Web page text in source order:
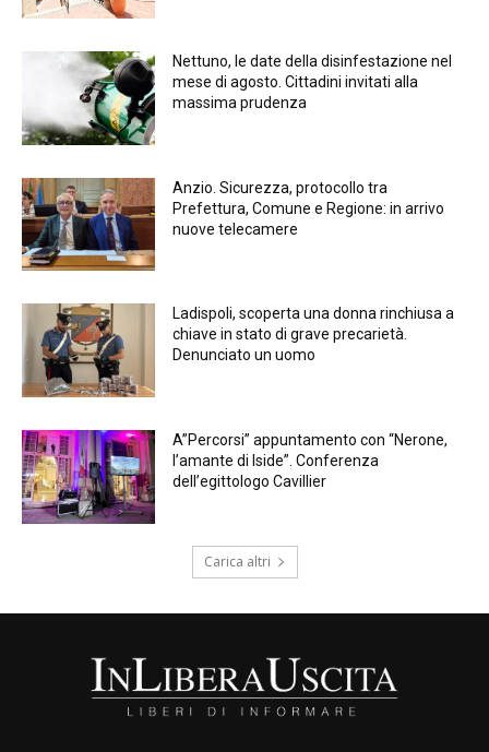
Nettuno, le date della disinfestazione nel
mese di agosto. Cittadini invitati alla
massima prudenza
Anzio. Sicurezza, protocollo tra
Prefettura, Comune e Regione: in arrivo
nuove telecamere
Ladispoli, scoperta una donna rinchiusa a
chiave in stato di grave precarietà.
Denunciato un uomo
A”Percorsi” appuntamento con “Nerone,
l’amante di Iside”. Conferenza
dell’egittologo Cavillier
Carica altri